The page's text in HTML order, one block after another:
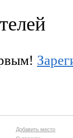
Добавить место